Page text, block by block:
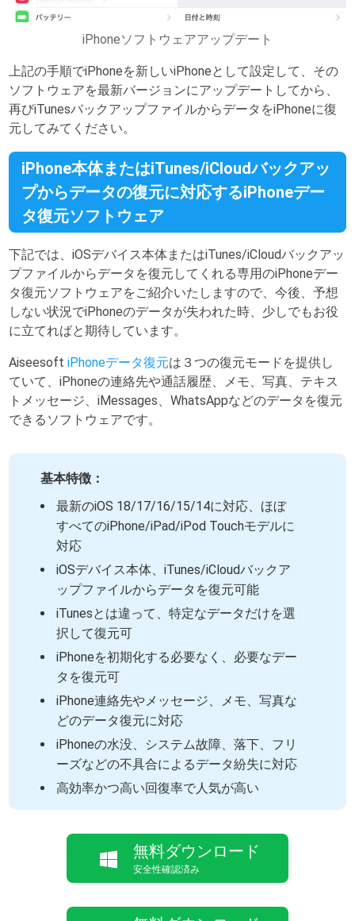
iPhoneソフトウェアアップデート
上記の手順でiPhoneを新しいiPhoneとして設定して、その
ソフトウェアを最新バージョンにアップデートしてから、
再びiTunesバックアップファイルからデータをiPhoneに復
元してみてください。
iPhone本体またはiTunes/iCloudバックアッ
プからデータの復元に対応するiPhoneデー
タ復元ソフトウェア
下記では、iOSデバイス本体またはiTunes/iCloudバックアッ
プファイルからデータを復元してくれる専用のiPhoneデー
タ復元ソフトウェアをご紹介いたしますので、今後、予想
しない状況でiPhoneのデータが失われた時、少しでもお役
に立てればと期待しています。
AiseesoftiPhoneデータ復元は３つの復元モードを提供し
ていて、iPhoneの連絡先や通話履歴、メモ、写真、テキス
トメッセージ、iMessages、WhatsAppなどのデータを復元
できるソフトウェアです。
基本特徴：
最新のiOS 18/17/16/15/14に対応、ほぼ
すべてのiPhone/iPad/iPod Touchモデルに
対応
iOSデバイス本体、iTunes/iCloudバックア
ップファイルからデータを復元可能
iTunesとは違って、特定なデータだけを選
択して復元可
iPhoneを初期化する必要なく、必要なデー
タを復元可
iPhone連絡先やメッセージ、メモ、写真な
どのデータ復元に対応
iPhoneの水没、システム故障、落下、フリ
ーズなどの不具合によるデータ紛失に対応
高効率かつ高い回復率で人気が高い
無料ダウンロード
安全性確認済み